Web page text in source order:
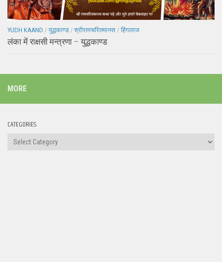
YUDH KAAND / युद्धकाण्ड / श्रीरामचरितमानस / हिंगलाज
लंका में राक्षसी मन्त्रणा – युद्धकाण्ड
MORE
CATEGORIES
Categories